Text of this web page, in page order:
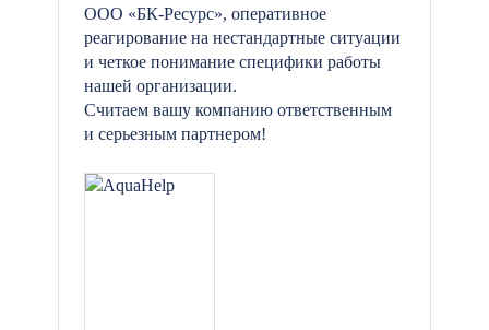
ООО «БК-Ресурс», оперативное
реагирование на нестандартные ситуации
и четкое понимание специфики работы
нашей организации.
Считаем вашу компанию ответственным
и серьезным партнером!